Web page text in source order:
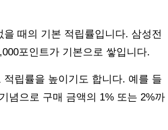
때의 기본 적립률입니다. 삼성전
포인트가 기본으로 쌓입니다.
립률을 높이기도 합니다. 예를 들
념으로 구매 금액의 1% 또는 2%까